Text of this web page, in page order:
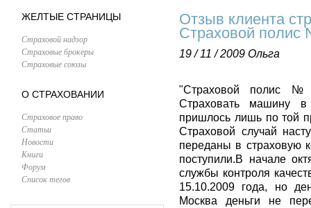
ЖЕЛТЫЕ СТРАНИЦЫ
Страховой надзор
Страховые брокеры
Страховые союзы
О СТРАХОВАНИИ
Страховое право
Статьи
Новости
Книги
Форум
Список тегов
Отзыв клиента
Страховой полис
19 / 11 / 2009 Ольга
"Страховой полис №
Страховать машину
пришлось лишь по той
Страховой случай
переданы в страховую
поступили.В начале
службы контроля
15.10.2009 года, но
Москва деньги не